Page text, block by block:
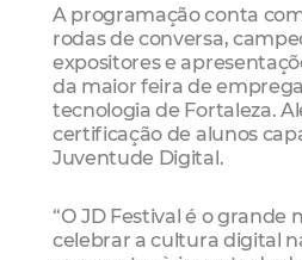
A programação conta
rodas de conversa,
expositores e
da maior feira de
tecnologia de Fortaleza.
certificação de alunos
Juventude Digital.
“O JD Festival é o grande
celebrar a cultura digital